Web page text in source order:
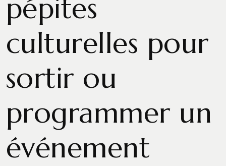
pépites
culturelles pour
sortir ou
programmer un
événement